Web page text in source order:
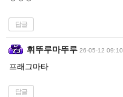
답글
휘뚜루마뚜루 26-05-12 09:10
프래그마타
답글